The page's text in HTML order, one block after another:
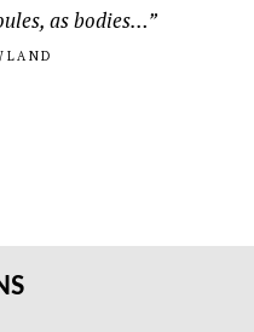
as bodies…”